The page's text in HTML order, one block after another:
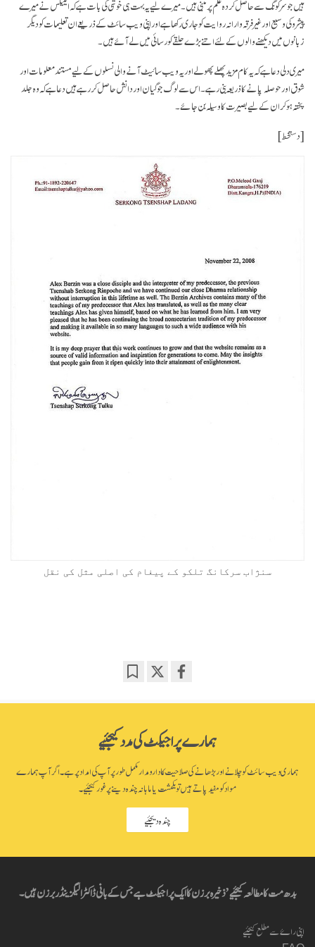
ہیں جو سرکونگ سے حاصل کردہ علم پر مبنی ہیں۔ میرے لیے یہ بہت ہی خوشی کی بات ہے کہ ایلیکس نے میرے
پیشرو کی وسیع اور غیر فرقہ وارانہ روایت کو جاری رکھا ہے اور اپنی ویب سائٹ کے ذریعے ان تعلیمات کو دیگر
زبانوں میں دیکھنے والوں کے لئے اتنے بڑے حلقے کو رسائی میں لے آئے ہیں۔
میری دلی دعا ہے کہ یہ کام مزید پھلے پھولے اور یہ ویب سائیٹ آنے والی نسلوں کے لیے مستند معلومات اور
شوق اور حوصلہ پانے کا ذریعہ بنی رہے۔ اس سے لوگ جو گیان اور دانش حاصل کر رہے ہیں دعا ہے کہ وہ جلد
پختہ ہو کر ان کے لیےبصیرت کا وسیلہ بن جائے۔
[دستخط]
سنژاب سرکانگ تلکو کے پیغام کی اصلی مثل کی نقل
on
ہمارے پراجیکٹ کی مدد کیجئیے
ہماری ویب سائٹ کو چلانے اور بڑھانے کی صلاحیت کا دارومدار مکمل طور پر آپ کی امداد پر ہے۔ اگر آپ ہمارے
مواد کو مفید پاتے ہیں تو یکمشت یا ماہانہ چندہ دینے پر غور کیجئیے۔
چندہ دیجئیے
بدھ مت کا مطالعہ کیجئیے’ ذخیرہ برزن کا ایک پراجیکٹ ہے جس کے بانی ڈاکٹر الیگزینڈر برزن ہیں۔
اپنی راۓ سے مطلع کیجئیے